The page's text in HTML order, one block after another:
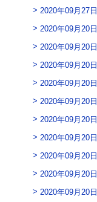
2020年09月27日
2020年09月20日
2020年09月20日
2020年09月20日
2020年09月20日
2020年09月20日
2020年09月20日
2020年09月20日
2020年09月20日
2020年09月20日
2020年09月20日